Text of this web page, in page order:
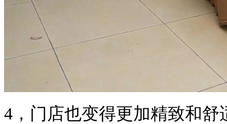
4，门店也变得更加精致和舒